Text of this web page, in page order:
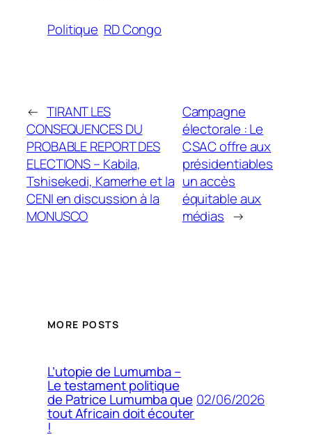
Politique RD Congo
← TIRANT LES
CONSEQUENCES DU
PROBABLE REPORT DES
ELECTIONS – Kabila,
Tshisekedi, Kamerhe et la
CENI en discussion à la
MONUSCO
Campagne
électorale : Le
CSAC offre aux
présidentiables
un accès
équitable aux
médias →
MORE POSTS
L’utopie de Lumumba –
Le testament politique
de Patrice Lumumba que
tout Africain doit écouter
!
02/06/2026